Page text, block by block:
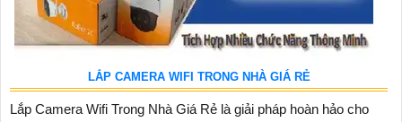
LẮP CAMERA WIFI TRONG NHÀ GIÁ RẺ
Lắp Camera Wifi Trong Nhà Giá Rẻ là giải pháp hoàn hảo cho